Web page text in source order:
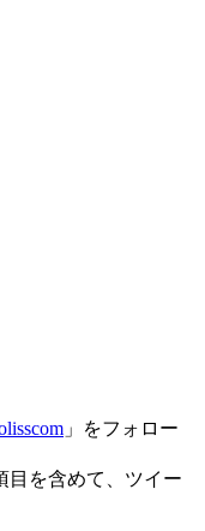
」をフォロー
目を含めて、ツイー